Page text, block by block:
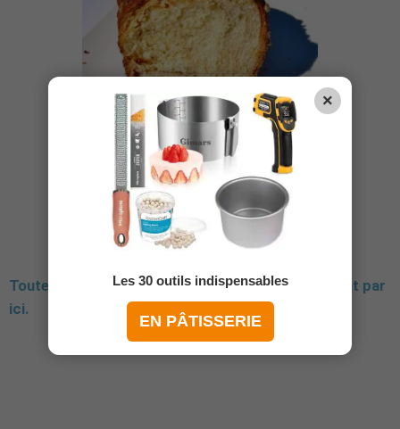
Toutes mes recettes de pains et viennoiseries sont par
ici.
×
Les 30 outils indispensables
EN PÂTISSERIE